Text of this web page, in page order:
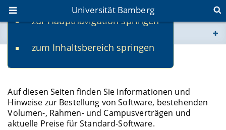
zur Hauptnavigation springen
zum Inhaltsbereich springen
Universität Bamberg
www.uni-bamberg.de
fis.uni-bamberg.de
Software - Einkauf
Auf diesen Seiten finden Sie Informationen und
Hinweise zur Bestellung von Software, bestehenden
Volumen-, Rahmen- und Campusverträgen und
aktuelle Preise für Standard-Software.